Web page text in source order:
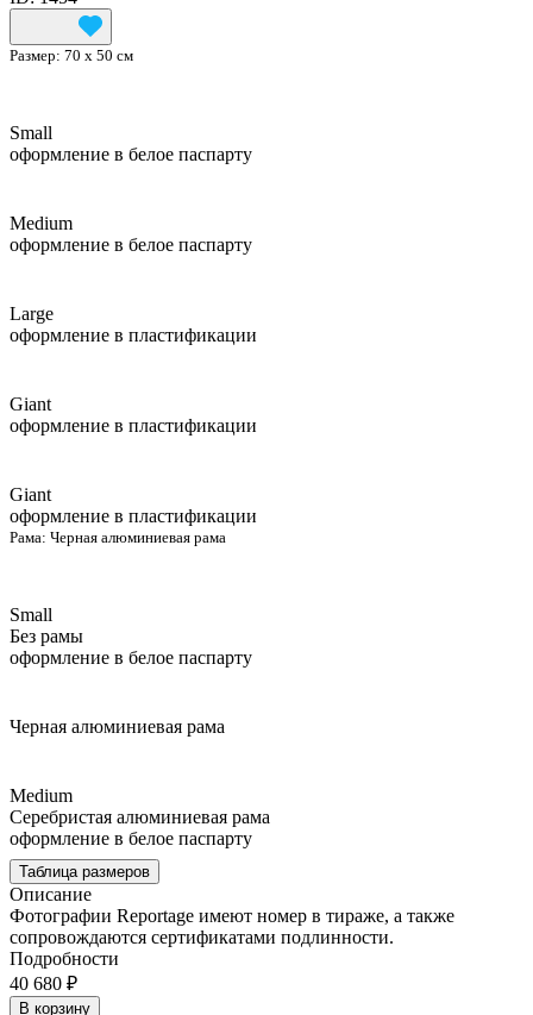
Размер: 70 х 50 см
Small
оформление в белое паспарту
Medium
оформление в белое паспарту
Large
оформление в пластификации
Giant
оформление в пластификации
Giant
оформление в пластификации
Рама: Черная алюминиевая рама
Small
Без рамы
оформление в белое паспарту
Черная алюминиевая рама
Medium
Серебристая алюминиевая рама
оформление в белое паспарту
Таблица размеров
Описание
Фотографии Reportage имеют номер в тираже, а также
сопровождаются сертификатами подлинности.
Подробности
40 680 ₽
В корзину